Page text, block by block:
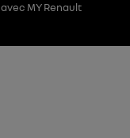
avec MY Renault